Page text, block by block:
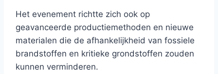
Het evenement richtte zich ook op
geavanceerde productiemethoden en nieuwe
materialen die de afhankelijkheid van fossiele
brandstoffen en kritieke grondstoffen zouden
kunnen verminderen.